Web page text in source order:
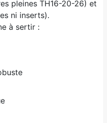
pleines TH16-20-26) et
ni inserts).
à sertir :